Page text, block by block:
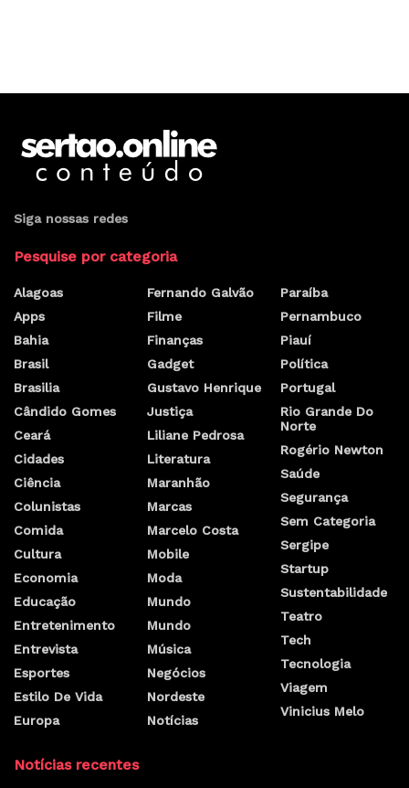
Siga nossas redes
Pesquise por categoria
Alagoas
Apps
Bahia
Brasil
Brasilia
Cândido Gomes
Ceará
Cidades
Ciência
Colunistas
Comida
Cultura
Economia
Educação
Entretenimento
Entrevista
Esportes
Estilo De Vida
Europa
Fernando Galvão
Filme
Finanças
Gadget
Gustavo Henrique
Justiça
Liliane Pedrosa
Literatura
Maranhão
Marcas
Marcelo Costa
Mobile
Moda
Mundo
Mundo
Música
Negócios
Nordeste
Notícias
Paraíba
Pernambuco
Piauí
Política
Portugal
Rio Grande Do
Norte
Rogério Newton
Saúde
Segurança
Sem Categoria
Sergipe
Startup
Sustentabilidade
Teatro
Tech
Tecnologia
Viagem
Vinicius Melo
Notícias recentes